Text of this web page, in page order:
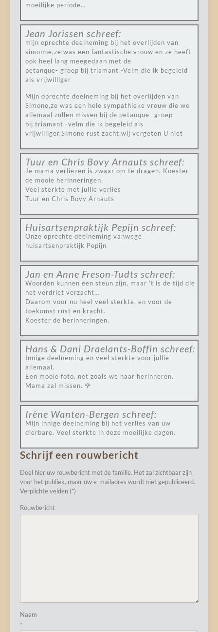
moeilijke periode…
Jean Jorissen schreef:
mijn oprechte deelneming bij het overlijden van
simonne,ze was een fantastische vrouw en ze heeft
ook heel lang meegedaan met de
petanque- groep bij triamant -Velm die ik begeleid
als vrijwilliger
Mijn oprechte deelneming bij het overlijden van
Simone,ze was een hele sympathieke vrouw die we
allemaal zullen missen bij de petanque -groep
bij triamant -velm die ik begeleid als
vrijwilliger,Simone rust zacht,wij vergeten U niet
Tuur en Chris Bovy Arnauts schreef:
Je mama verliezen is zwaar om te dragen. Koester
de mooie herinneringen.
Veel sterkte met jullie verlies
Tuur en Chris Bovy Arnauts
Huisartsenpraktijk Pepijn schreef:
Onze oprechte deelneming vanwege
huisartsenpraktijk Pepijn
Jan en Anne Freson-Tudts schreef:
Woorden kunnen een steun zijn, maar ’t is de tijd die
het verdriet verzacht…
Daarom voor nu heel veel sterkte, en voor de
toekomst rust en kracht.
Koester de herinneringen.
Hans & Dani Draelants-Boffin schreef:
Innige deelneming en veel sterkte voor jullie
allemaal.
Een mooie foto, net zoals we haar herinneren.
Mama zal missen. 🌹
Irène Wanten-Bergen schreef:
Mijn innige deelneming bij het verlies van uw
dierbare. Veel sterkte in deze moeilijke dagen.
Schrijf een rouwbericht
Deel hier uw rouwbericht met de familie. Het zal zichtbaar zijn
voor het publiek, maar uw e-mailadres wordt niet gepubliceerd.
Verplichte velden (*)
Rouwbericht
Naam
*